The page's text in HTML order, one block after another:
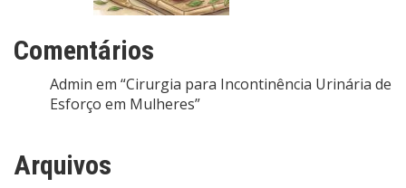
Comentários
Admin em “Cirurgia para Incontinência Urinária de
Esforço em Mulheres”
Arquivos